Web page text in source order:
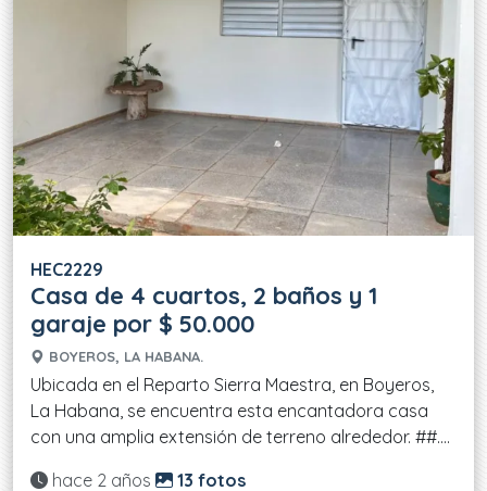
HEC2229
Casa de 4 cuartos, 2 baños y 1
garaje por $ 50.000
BOYEROS, LA HABANA.
Ubicada en el Reparto Sierra Maestra, en Boyeros,
La Habana, se encuentra esta encantadora casa
con una amplia extensión de terreno alrededor. ##....
Actualizado:
hace 2 años 13 fotos